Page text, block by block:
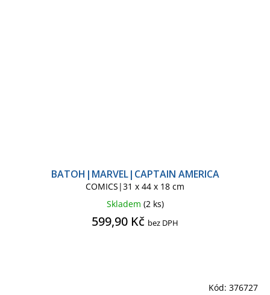
BATOH|MARVEL|CAPTAIN AMERICA
COMICS|31 x 44 x 18 cm
Skladem (2 ks)
599,90 Kč bez DPH
Kód: 376727